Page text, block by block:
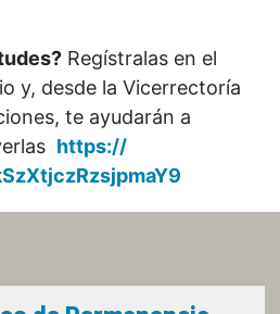
Regístralas en el
y, desde la Vicerrectoría
te ayudarán a
https://